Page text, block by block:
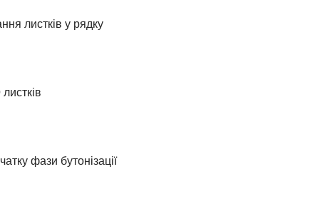
листків у рядку
фази бутонізації